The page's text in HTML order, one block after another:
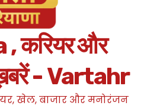
करियर और
- Vartahr
खेल, बाजार और मनोरंजन